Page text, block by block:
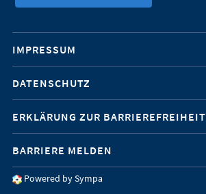
Mobile-
Service-
Navigation
IMPRESSUM
DATENSCHUTZ
ERKLÄRUNG ZUR BARRIEREFREIHEIT
BARRIERE MELDEN
Powered by Sympa